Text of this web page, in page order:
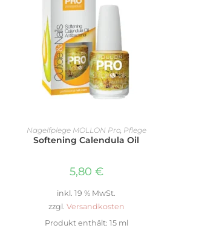
WEITERLESEN
Nagelfplege MOLLON Pro, Pflege
Softening Calendula Oil
5,80 €
inkl. 19 % MwSt.
zzgl. Versandkosten
Produkt enthält: 15 ml